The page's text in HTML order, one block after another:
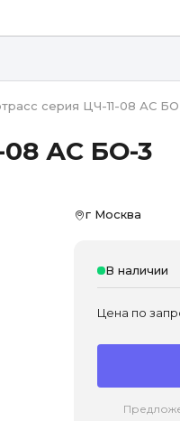
серия ЦЧ-11-08 АС
08 АС БО-3
г Москва
В наличии
Цена по